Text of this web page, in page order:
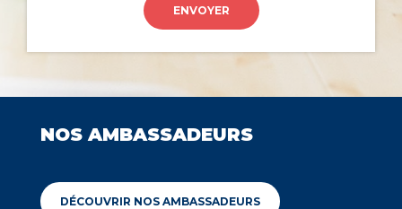
ENVOYER
NOS AMBASSADEURS
DÉCOUVRIR NOS AMBASSADEURS